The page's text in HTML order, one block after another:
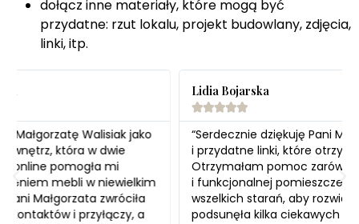
dołącz inne materiały, które mogą być
przydatne: rzut lokalu, projekt budowlany, zdjęcia,
linki, itp.
“Serdecznie dziękuję Pani Małgosi za fachową poradę
i przydatne linki, które otrzymałam po konsultacji.
Otrzymałam pomoc zarówno od strony wizualnej, jak
i funkcjonalnej pomieszczeń. Pani Małgosia dołożyła
wszelkich starań, aby rozwiać moje wątpliwości i
podsunęła kilka ciekawych rozwiązań.”